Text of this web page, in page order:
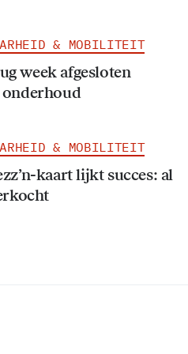
& MOBILITEIT
week afgesloten
onderhoud
& MOBILITEIT
kaart lijkt succes: al